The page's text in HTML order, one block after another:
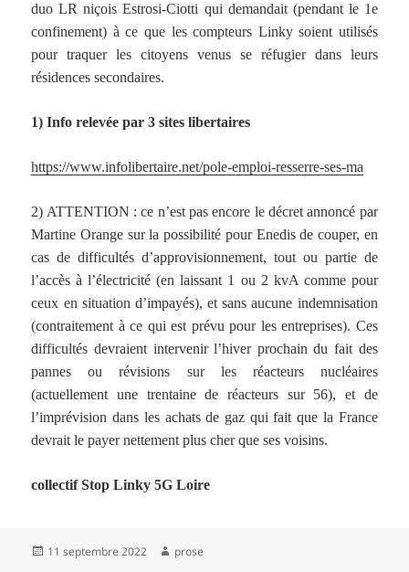
duo LR niçois Estrosi-Ciotti qui demandait (pendant le 1e
confinement) à ce que les compteurs Linky soient utilisés
pour traquer les citoyens venus se réfugier dans leurs
résidences secondaires.
1) Info relevée par 3 sites libertaires
https://www.infolibertaire.net/pole-emploi-resserre-ses-ma
2) ATTENTION : ce n’est pas encore le décret annoncé par
Martine Orange sur la possibilité pour Enedis de couper, en
cas de difficultés d’approvisionnement, tout ou partie de
l’accès à l’électricité (en laissant 1 ou 2 kvA comme pour
ceux en situation d’impayés), et sans aucune indemnisation
(contraitement à ce qui est prévu pour les entreprises). Ces
difficultés devraient intervenir l’hiver prochain du fait des
pannes ou révisions sur les réacteurs nucléaires
(actuellement une trentaine de réacteurs sur 56), et de
l’imprévision dans les achats de gaz qui fait que la France
devrait le payer nettement plus cher que ses voisins.
collectif Stop Linky 5G Loire
Publié
11 septembre 2022 Auteur
prose